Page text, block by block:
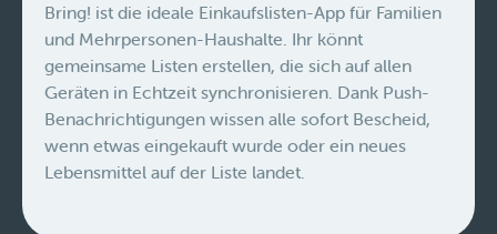
Bring! ist die ideale Einkaufslisten-App für Familien
und Mehrpersonen-Haushalte. Ihr könnt
gemeinsame Listen erstellen, die sich auf allen
Geräten in Echtzeit synchronisieren. Dank Push-
Benachrichtigungen wissen alle sofort Bescheid,
wenn etwas eingekauft wurde oder ein neues
Lebensmittel auf der Liste landet.